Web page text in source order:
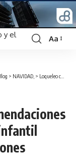
Font
Aa
> NAVIDAD, > Loqueleo comparte recomendaciones para fomentar la lectura infantil durante Navidad y vacaciones